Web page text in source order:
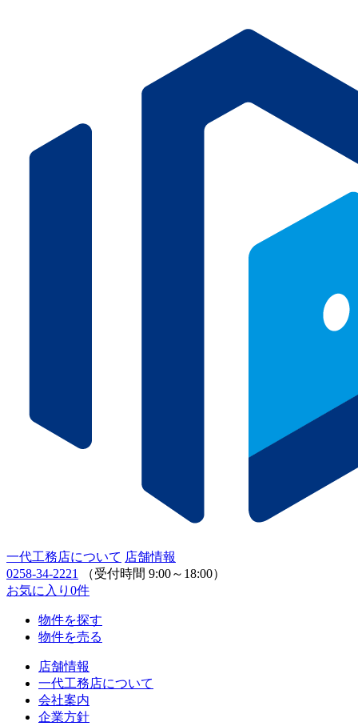
一代工務店について 店舗情報
0258-34-2221
（受付時間 9:00～18:00）
お気に入り 0件
物件を探す
物件を売る
店舗情報
一代工務店について
会社案内
企業方針